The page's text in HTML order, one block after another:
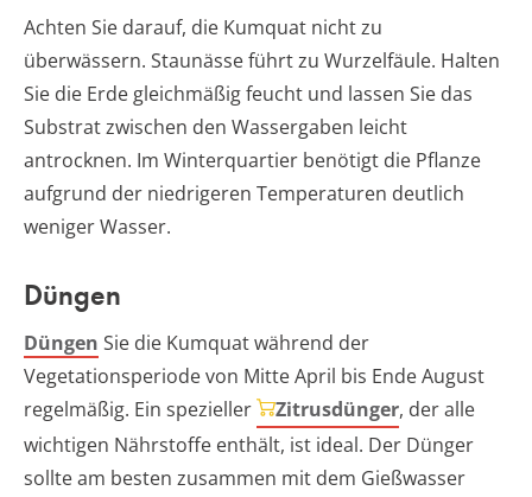
Achten Sie darauf, die Kumquat nicht zu
überwässern. Staunässe führt zu Wurzelfäule. Halten
Sie die Erde gleichmäßig feucht und lassen Sie das
Substrat zwischen den Wassergaben leicht
antrocknen. Im Winterquartier benötigt die Pflanze
aufgrund der niedrigeren Temperaturen deutlich
weniger Wasser.
Düngen
Düngen Sie die Kumquat während der
Vegetationsperiode von Mitte April bis Ende August
regelmäßig. Ein spezieller
Zitrusdünger, der alle
wichtigen Nährstoffe enthält, ist ideal. Der Dünger
sollte am besten zusammen mit dem Gießwasser